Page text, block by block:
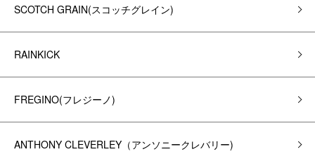
SCOTCH GRAIN(スコッチグレイン)
RAINKICK
FREGINO(フレジーノ)
ANTHONY CLEVERLEY（アンソニークレバリー)